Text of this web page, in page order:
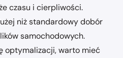
czasu i cierpliwości.
niż standardowy dobór
samochodowych.
optymalizacji, warto mieć